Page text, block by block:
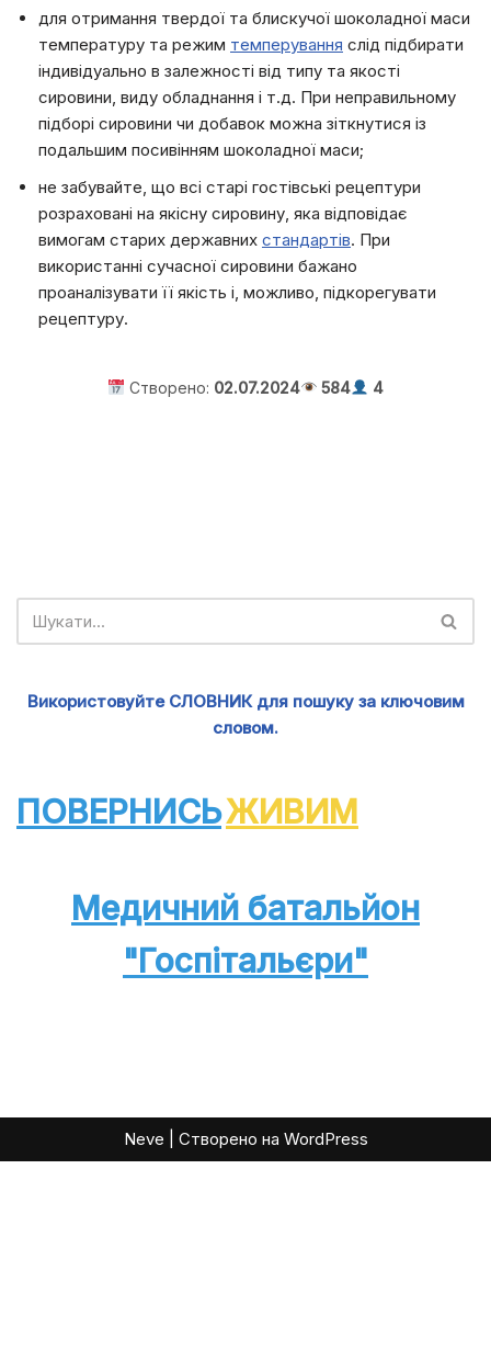
для отримання твердої та блискучої шоколадної маси
температуру та режим темперування слід підбирати
індивідуально в залежності від типу та якості
сировини, виду обладнання і т.д. При неправильному
підборі сировини чи добавок можна зіткнутися із
подальшим посивінням шоколадної маси;
не забувайте, що всі старі гостівські рецептури
розраховані на якісну сировину, яка відповідає
вимогам старих державних стандартів. При
використанні сучасної сировини бажано
проаналізувати її якість і, можливо, підкорегувати
рецептуру.
Створено: 02.07.2024 584 4
Використовуйте СЛОВНИК для пошуку за ключовим
словом.
ПОВЕРНИСЬЖИВИМ
Медичний батальйон
"Госпітальєри"
Neve | Створено на WordPress